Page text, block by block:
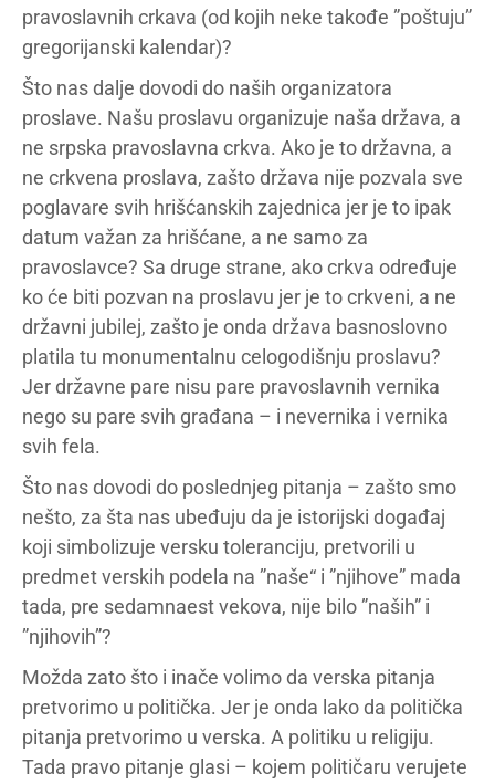
pravoslavnih crkava (od kojih neke takođe ”poštuju”
gregorijanski kalendar)?
Što nas dalje dovodi do naših organizatora
proslave. Našu proslavu organizuje naša država, a
ne srpska pravoslavna crkva. Ako je to državna, a
ne crkvena proslava, zašto država nije pozvala sve
poglavare svih hrišćanskih zajednica jer je to ipak
datum važan za hrišćane, a ne samo za
pravoslavce? Sa druge strane, ako crkva određuje
ko će biti pozvan na proslavu jer je to crkveni, a ne
državni jubilej, zašto je onda država basnoslovno
platila tu monumentalnu celogodišnju proslavu?
Jer državne pare nisu pare pravoslavnih vernika
nego su pare svih građana – i nevernika i vernika
svih fela.
Što nas dovodi do poslednjeg pitanja – zašto smo
nešto, za šta nas ubeđuju da je istorijski događaj
koji simbolizuje versku toleranciju, pretvorili u
predmet verskih podela na ”naše“ i ”njihove” mada
tada, pre sedamnaest vekova, nije bilo ”naših” i
”njihovih”?
Možda zato što i inače volimo da verska pitanja
pretvorimo u politička. Jer je onda lako da politička
pitanja pretvorimo u verska. A politiku u religiju.
Tada pravo pitanje glasi – kojem političaru verujete